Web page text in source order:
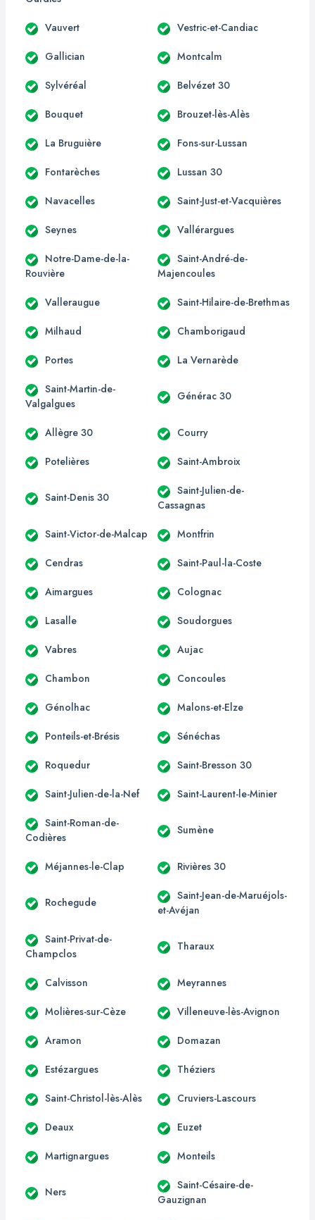
Vauvert Vestric-et-Candiac
Gallician Montcalm
Sylvéréal Belvézet 30
Bouquet Brouzet-lès-Alès
La Bruguière Fons-sur-Lussan
Fontarèches Lussan 30
Navacelles Saint-Just-et-Vacquières
Seynes Vallérargues
Notre-Dame-de-la-
Rouvière
Saint-André-de-
Majencoules
Valleraugue Saint-Hilaire-de-Brethmas
Milhaud Chamborigaud
Portes La Vernarède
Saint-Martin-de-
Valgalgues
Générac 30
Allègre 30 Courry
Potelières Saint-Ambroix
Saint-Denis 30
Saint-Julien-de-
Cassagnas
Saint-Victor-de-Malcap Montfrin
Cendras Saint-Paul-la-Coste
Aimargues Colognac
Lasalle Soudorgues
Vabres Aujac
Chambon Concoules
Génolhac Malons-et-Elze
Ponteils-et-Brésis Sénéchas
Roquedur Saint-Bresson 30
Saint-Julien-de-la-Nef Saint-Laurent-le-Minier
Saint-Roman-de-
Codières
Sumène
Méjannes-le-Clap Rivières 30
Rochegude
Saint-Jean-de-Maruéjols-
et-Avéjan
Saint-Privat-de-
Champclos
Tharaux
Calvisson Meyrannes
Molières-sur-Cèze Villeneuve-lès-Avignon
Aramon Domazan
Estézargues Théziers
Saint-Christol-lès-Alès Cruviers-Lascours
Deaux Euzet
Martignargues Monteils
Ners
Saint-Césaire-de-
Gauzignan